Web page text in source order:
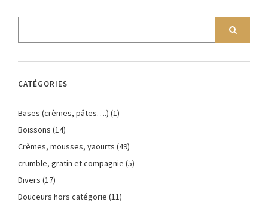
CATÉGORIES
Bases (crèmes, pâtes….) (1)
Boissons (14)
Crèmes, mousses, yaourts (49)
crumble, gratin et compagnie (5)
Divers (17)
Douceurs hors catégorie (11)